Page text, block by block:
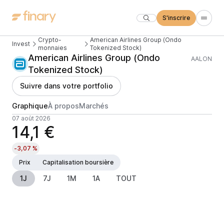
S'inscrire
Invest
Crypto-
monnaies
American Airlines Group (Ondo
Tokenized Stock)
American Airlines Group (Ondo
Tokenized Stock)
AALON
Suivre dans votre portfolio
GraphiqueÀ proposMarchés
07 août 2026
14,1 €
-3,07 %
Prix
Capitalisation boursière
1J 7J 1M 1A TOUT